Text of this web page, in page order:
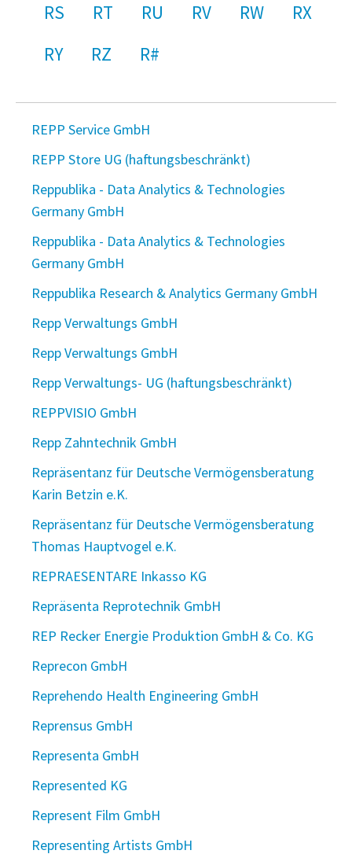
RS
RT RU RV RW
RX
RY
RZ R#
REPP Service GmbH
REPP Store UG (haftungsbeschränkt)
Reppublika - Data Analytics & Technologies
Germany GmbH
Reppublika - Data Analytics & Technologies
Germany GmbH
Reppublika Research & Analytics Germany GmbH
Repp Verwaltungs GmbH
Repp Verwaltungs GmbH
Repp Verwaltungs- UG (haftungsbeschränkt)
REPPVISIO GmbH
Repp Zahntechnik GmbH
Repräsentanz für Deutsche Vermögensberatung
Karin Betzin e.K.
Repräsentanz für Deutsche Vermögensberatung
Thomas Hauptvogel e.K.
REPRAESENTARE Inkasso KG
Repräsenta Reprotechnik GmbH
REP Recker Energie Produktion GmbH & Co. KG
Reprecon GmbH
Reprehendo Health Engineering GmbH
Reprensus GmbH
Representa GmbH
Represented KG
Represent Film GmbH
Representing Artists GmbH